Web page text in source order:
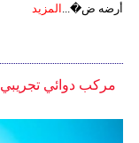
أرضه ض�...
المزيد
مركب دوائي تجريبي